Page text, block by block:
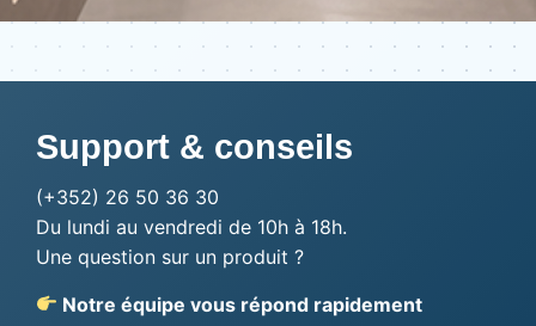
Support & conseils
(+352) 26 50 36 30
Du lundi au vendredi de 10h à 18h.
Une question sur un produit ?
Notre équipe vous répond rapidement